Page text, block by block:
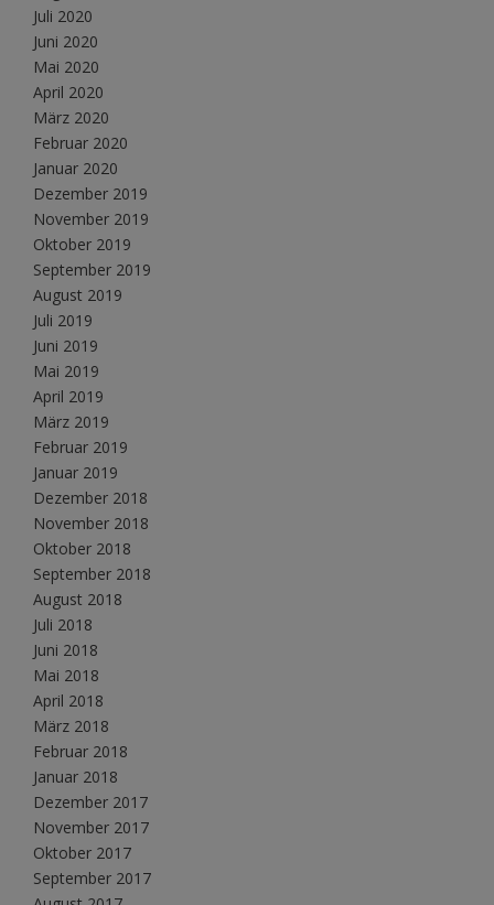
Juli 2020
Juni 2020
Mai 2020
April 2020
März 2020
Februar 2020
Januar 2020
Dezember 2019
November 2019
Oktober 2019
September 2019
August 2019
Juli 2019
Juni 2019
Mai 2019
April 2019
März 2019
Februar 2019
Januar 2019
Dezember 2018
November 2018
Oktober 2018
September 2018
August 2018
Juli 2018
Juni 2018
Mai 2018
April 2018
März 2018
Februar 2018
Januar 2018
Dezember 2017
November 2017
Oktober 2017
September 2017